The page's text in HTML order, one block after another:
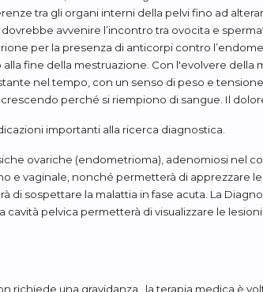
tra gli organi interni della pelvi fino ad
avvenire l’incontro tra ovocita e
per la presenza di anticorpi contro
fine della mestruazione. Con l'evolvere della
nel tempo, con un senso di peso e
perché si riempiono di sangue. Il
importanti alla ricerca diagnostica.
ovariche (endometrioma), adenomiosi nel
e vaginale, nonché permetterà di apprezzare
di sospettare la malattia in fase acuta. La
pelvica permetterà di visualizzare le
richiede una gravidanza , la terapia medica è